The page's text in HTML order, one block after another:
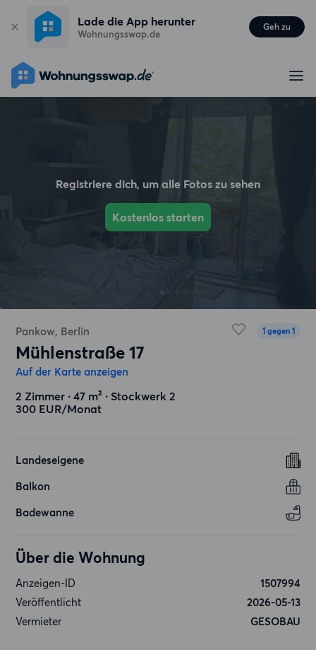
Lade die App herunter
Wohnungsswap.de
Geh zu
Registriere dich, um alle Fotos zu sehen
Kostenlos starten
Pankow, Berlin 1 gegen 1
Mühlenstraße 17
Auf der Karte anzeigen
2 Zimmer ∙ 47 m² ∙ Stockwerk 2
300 EUR/Monat
Landeseigene
Balkon
Badewanne
Über die Wohnung
Anzeigen-ID
1507994
Veröffentlicht
2026-05-13
Vermieter
GESOBAU